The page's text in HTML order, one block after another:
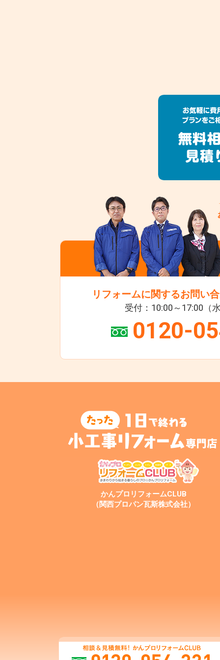
リフォームに関するお問い
受付：10:00～17:00（
0120-
かんプロリフォームCLUB
（関西プロパン瓦斯株式会社）